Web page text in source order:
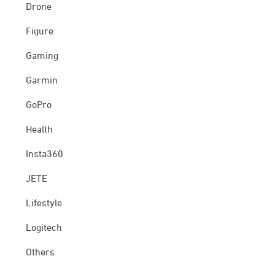
Drone
Figure
Gaming
Garmin
GoPro
Health
Insta360
JETE
Lifestyle
Logitech
Others